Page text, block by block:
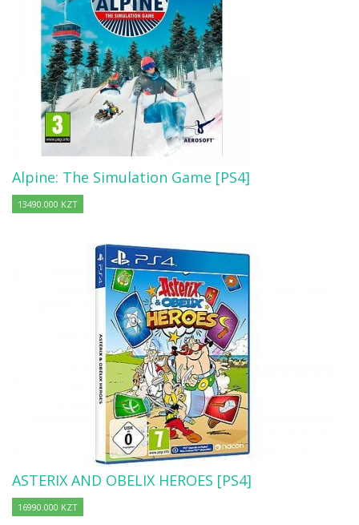
Alpine: The Simulation Game [PS4]
13490.000 KZT
ASTERIX AND OBELIX HEROES [PS4]
16990.000 KZT